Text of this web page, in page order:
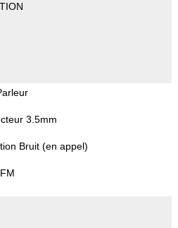
3.5mm
Bruit (en appel)